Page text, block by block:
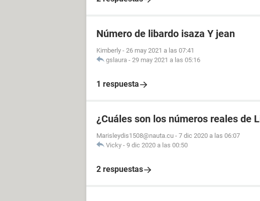
Número de libardo isaza Y jean
Kimberly - 26 may 2021 a las 07:41
gslaura - 29 may 2021 a las 05:16
1 respuesta
¿Cuáles son los números reales de
Marisleydis1508@nauta.cu - 7 dic 2020 a las 06:07
Vicky - 9 dic 2020 a las 00:50
2 respuestas